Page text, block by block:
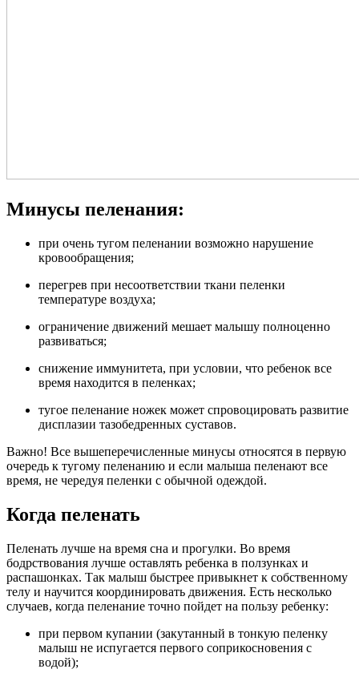
Минусы пеленания:
при очень тугом пеленании возможно нарушение
кровообращения;
перегрев при несоответствии ткани пеленки
температуре воздуха;
ограничение движений мешает малышу полноценно
развиваться;
снижение иммунитета, при условии, что ребенок все
время находится в пеленках;
тугое пеленание ножек может спровоцировать развитие
дисплазии тазобедренных суставов.
Важно! Все вышеперечисленные минусы относятся в первую
очередь к тугому пеленанию и если малыша пеленают все
время, не чередуя пеленки с обычной одеждой.
Когда пеленать
Пеленать лучше на время сна и прогулки. Во время
бодрствования лучше оставлять ребенка в ползунках и
распашонках. Так малыш быстрее привыкнет к собственному
телу и научится координировать движения. Есть несколько
случаев, когда пеленание точно пойдет на пользу ребенку:
при первом купании (закутанный в тонкую пеленку
малыш не испугается первого соприкосновения с
водой);